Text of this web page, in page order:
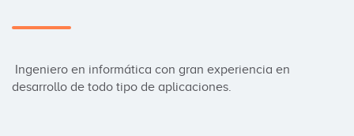
desarrollo de todo tipo de aplicaciones.